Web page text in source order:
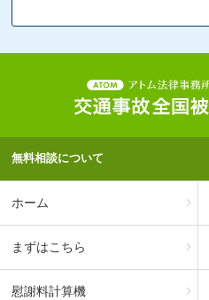
無料相談について
ホーム
まずはこちら
慰謝料計算機